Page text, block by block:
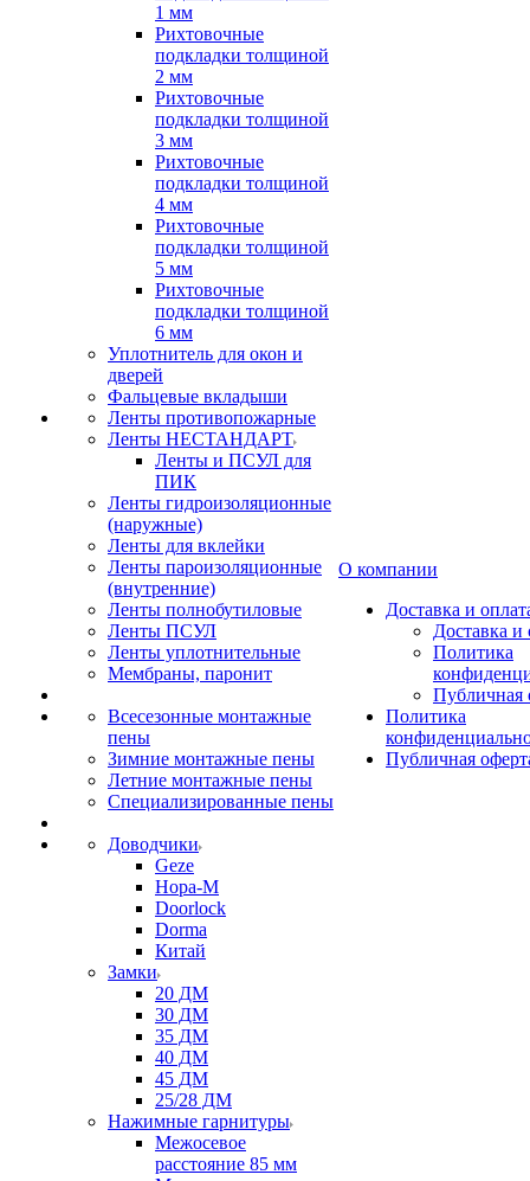
1 мм
Рихтовочные
подкладки толщиной
2 мм
Рихтовочные
подкладки толщиной
3 мм
Рихтовочные
подкладки толщиной
4 мм
Рихтовочные
подкладки толщиной
5 мм
Рихтовочные
подкладки толщиной
6 мм
Уплотнитель для окон и
дверей
Фальцевые вкладыши
Ленты противопожарные
Ленты НЕСТАНДАРТ
Ленты и ПСУЛ для
ПИК
Ленты гидроизоляционные
(наружные)
Ленты для вклейки
Ленты пароизоляционные
(внутренние)
Ленты полнобутиловые
Ленты ПСУЛ
Ленты уплотнительные
Мембраны, паронит
Всесезонные монтажные
пены
Зимние монтажные пены
Летние монтажные пены
Специализированные пены
Доводчики
Geze
Нора-М
Doorlock
Dorma
Китай
Замки
20 ДМ
30 ДМ
35 ДМ
40 ДМ
45 ДМ
25/28 ДМ
Нажимные гарнитуры
Межосевое
расстояние 85 мм
О компании
Доставка и
Доставка и
Политика
Публичная
Политика
Публичная